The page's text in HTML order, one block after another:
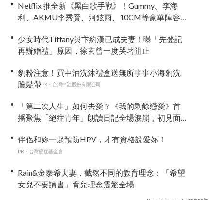
Netflix 推全新《黑白歌手戰》！Gummy、李海
利、AKMU李秀賢、河鉉雨、10CM等豪華陣容
少女時代Tiffany與卞約漢已成夫妻！曝「先登記
再辦婚禮」原因，徐玄曾一度哭著阻止
豹粉注意！買中油洗沐禮盒送無所事事小海豹洗
臉髮帶PR・台灣中油股份有限公司
「第二次人生」如何去愛？《我的剩餘戀愛》首
播聚焦「絕症青年」朗讀日記全場淚崩，初見面
伴侶和妳一起預防HPV，才有資格說愛妳！
PR・台灣癌症基金會
Rain&金泰希夫妻，截然不同的教育理念：「希望
女兒不要讀書」育兒理念震驚全場